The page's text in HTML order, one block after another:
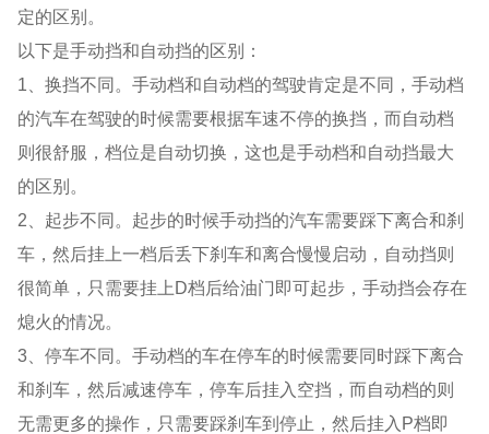
定的区别。
以下是手动挡和自动挡的区别：
1、换挡不同。手动档和自动档的驾驶肯定是不同，手动档
的汽车在驾驶的时候需要根据车速不停的换挡，而自动档
则很舒服，档位是自动切换，这也是手动档和自动挡最大
的区别。
2、起步不同。起步的时候手动挡的汽车需要踩下离合和刹
车，然后挂上一档后丢下刹车和离合慢慢启动，自动挡则
很简单，只需要挂上D档后给油门即可起步，手动挡会存在
熄火的情况。
3、停车不同。手动档的车在停车的时候需要同时踩下离合
和刹车，然后减速停车，停车后挂入空挡，而自动档的则
无需更多的操作，只需要踩刹车到停止，然后挂入P档即